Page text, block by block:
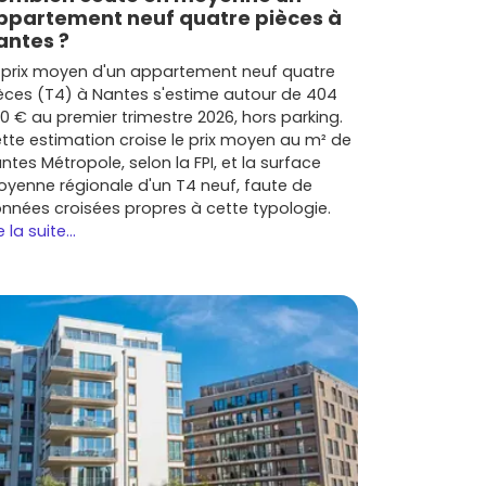
neuf quatre pièces à
?
prix moyen d'un appartement neuf quatre
(T4) à Nantes s'estime autour de 404
€ au premier trimestre 2026, hors parking.
estimation croise le prix moyen au m² de
Métropole, selon la FPI, et la surface
régionale d'un T4 neuf, faute de
croisées propres à cette typologie.
la suite...